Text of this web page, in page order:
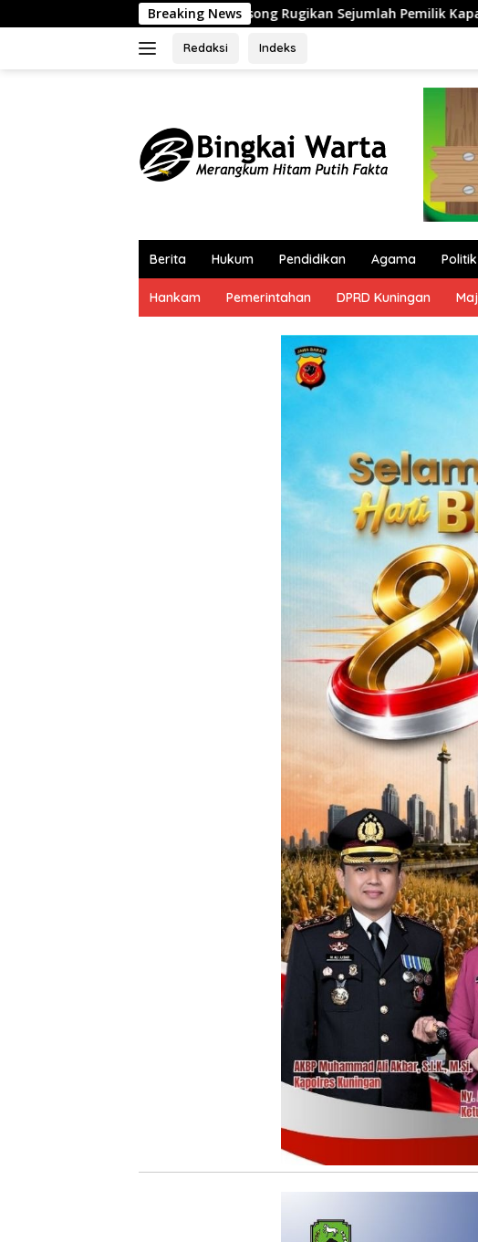
ke
Breaking News
Rugikan Sejumlah Pemilik Kapal Partai Demokrat Gelar
Redaksi Indeks
Berita Hukum Pendidikan Agama Politik
Hankam Pemerintahan DPRD Kuningan